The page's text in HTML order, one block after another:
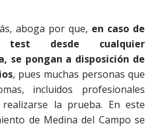
aboga por que, en caso de
test desde cualquier
se pongan a disposición de
, pues muchas personas que
incluidos profesionales
la prueba. En este
de Medina del Campo se